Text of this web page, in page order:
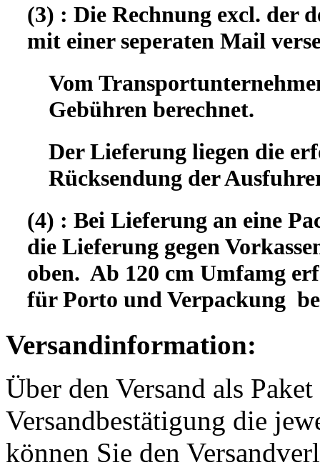
(3) : Die Rechnung excl. der
mit einer seperaten Mail
Vom
Gebühren berechnet.
Der Lieferung liegen die
Rücksendung der
(4) : Bei Lieferung an eine
die Lieferung gegen
oben. Ab 120 cm Umfamg
für Porto und Verpackung
Versandinformation:
Über den Versand als
Versandbestätigung die
können Sie den